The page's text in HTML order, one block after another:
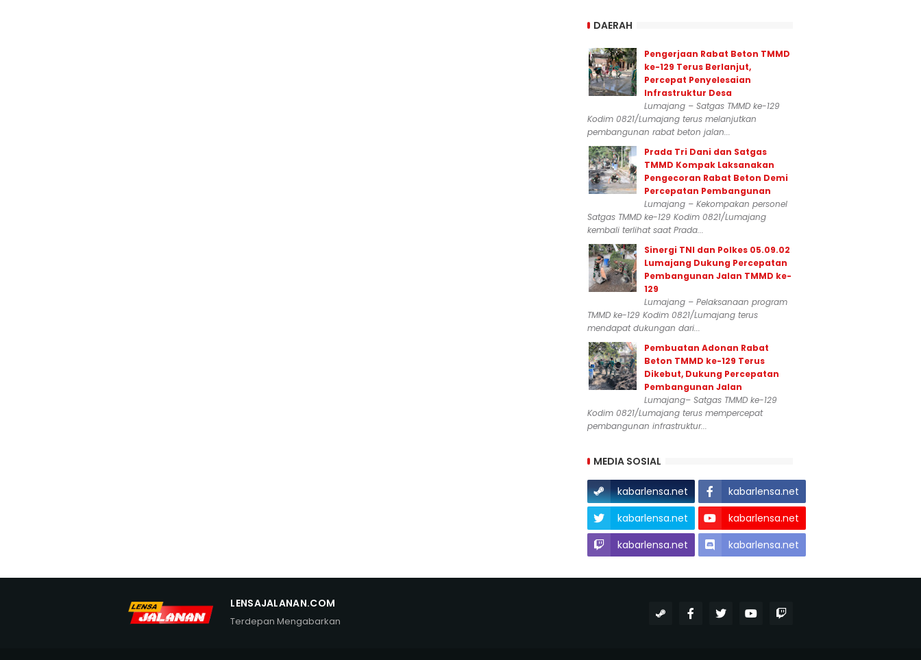
DAERAH
Pengerjaan Rabat Beton TMMD
ke-129 Terus Berlanjut,
Percepat Penyelesaian
Infrastruktur Desa
Lumajang – Satgas TMMD ke-129
Kodim 0821/Lumajang terus melanjutkan
pembangunan rabat beton jalan...
Prada Tri Dani dan Satgas
TMMD Kompak Laksanakan
Pengecoran Rabat Beton Demi
Percepatan Pembangunan
Lumajang – Kekompakan personel
Satgas TMMD ke-129 Kodim 0821/Lumajang
kembali terlihat saat Prada...
Sinergi TNI dan Polkes 05.09.02
Lumajang Dukung Percepatan
Pembangunan Jalan TMMD ke-
129
Lumajang – Pelaksanaan program
TMMD ke-129 Kodim 0821/Lumajang terus
mendapat dukungan dari...
Pembuatan Adonan Rabat
Beton TMMD ke-129 Terus
Dikebut, Dukung Percepatan
Pembangunan Jalan
Lumajang– Satgas TMMD ke-129
Kodim 0821/Lumajang terus mempercepat
pembangunan infrastruktur...
MEDIA SOSIAL
kabarlensa.net
kabarlensa.net
kabarlensa.net
kabarlensa.net
kabarlensa.net
kabarlensa.net
LENSAJALANAN.COM
Terdepan Mengabarkan